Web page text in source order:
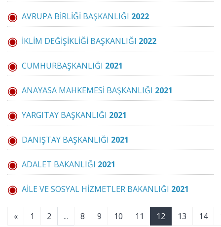
AVRUPA BİRLİĞİ BAŞKANLIĞI 2022
İKLİM DEĞİŞİKLİĞİ BAŞKANLIĞI 2022
CUMHURBAŞKANLIĞI 2021
ANAYASA MAHKEMESİ BAŞKANLIĞI 2021
YARGITAY BAŞKANLIĞI 2021
DANIŞTAY BAŞKANLIĞI 2021
ADALET BAKANLIĞI 2021
AİLE VE SOSYAL HİZMETLER BAKANLIĞI 2021
« 1 2 ... 8 9 10 11 12 13 14